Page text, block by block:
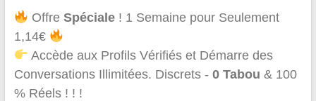
OffreSpéciale ! 1 Semaine pour Seulement
1,14€
Accède aux Profils Vérifiés et Démarre des
Conversations Illimitées. Discrets - 0 Tabou & 100
% Réels ! ! !